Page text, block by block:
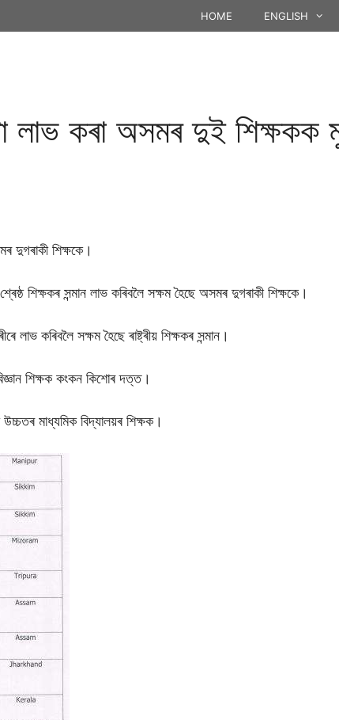
HOME ENGLISH
লাভ কৰা অসমৰ দুই শিক্ষকক
দুগৰাকী শিক্ষকে।
শিক্ষকৰ সন্মান লাভ কৰিবলৈ সক্ষম হৈছে অসমৰ দুগৰাকী শিক্ষকে।
লাভ কৰিবলৈ সক্ষম হৈছে ৰাষ্ট্ৰীয় শিক্ষকৰ সন্মান।
শিক্ষক কংকন কিশোৰ দত্ত।
উচ্চতৰ মাধ্যমিক বিদ্যালয়ৰ শিক্ষক।